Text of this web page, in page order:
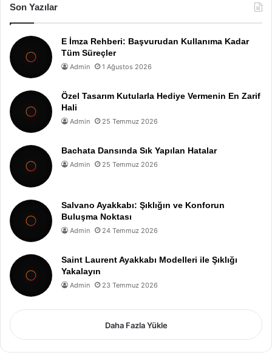
Son Yazılar
E İmza Rehberi: Başvurudan Kullanıma Kadar
Tüm Süreçler
Admin 1 Ağustos 2026
Özel Tasarım Kutularla Hediye Vermenin En Zarif
Hali
Admin 25 Temmuz 2026
Bachata Dansında Sık Yapılan Hatalar
Admin 25 Temmuz 2026
Salvano Ayakkabı: Şıklığın ve Konforun
Buluşma Noktası
Admin 24 Temmuz 2026
Saint Laurent Ayakkabı Modelleri ile Şıklığı
Yakalayın
Admin 23 Temmuz 2026
Daha Fazla Yükle